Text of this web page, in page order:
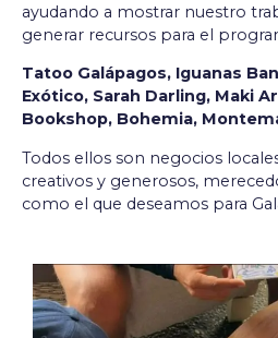
ayudando a mostrar nuestro
generar recursos para el
Tatoo Galápagos, Iguanas
Exótico, Sarah Darling, Maki
Bookshop, Bohemia,
Todos ellos son negocios
creativos y generosos,
como el que deseamos para